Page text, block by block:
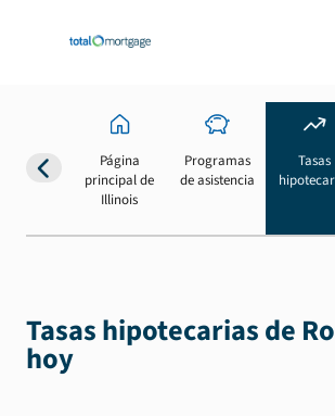
Página
principal de
Illinois
Programas
de asistencia
Tasas
Tasas hipotecarias de
hoy